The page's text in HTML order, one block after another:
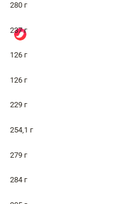
280 г
237 г
126 г
126 г
229 г
254,1 г
279 г
284 г